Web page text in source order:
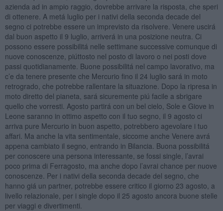
azienda ad in ampio raggio, dovrebbe arrivare la risposta, che speri
di ottenere. A metá luglio per i nativi della seconda decade del
segno ci potrebbe essere un imprevisto da risolvere. Venere uscirá
dal buon aspetto il 9 luglio, arriverá in una posizione neutra. Ci
possono essere possibilitá nelle settimane successive comunque di
nuove conoscenze, piúttosto nel posto di lavoro o nei posti dove
passi quotidianamente. Buone possibilitá nel campo lavorativo, ma
c’e da tenere presente che Mercurio fino il 24 luglio sará in moto
retrogrado, che potrebbe rallentare la situazione. Dopo la ripresa in
moto diretto del pianeta, sará sicuremente piú facile a sbrigare
quello che vorresti. Agosto partirá con un bel cielo, Sole e Giove in
Leone saranno in ottimo aspetto con il tuo segno, il 9 agosto ci
arriva pure Mercurio in buon aspetto, potrebbero agevolare i tuo
affari. Ma anche la vita sentimentale, siccome anche Venere avrá
appena cambiato il segno, entrando in Bilancia. Buona possibilitá
per conoscere una persona interessante, se fossi single, l’avrai
poco prima di Ferragosto, ma anche dopo l’avrai chance per nuove
conoscenze. Per i nativi della seconda decade del segno, che
hanno giá un partner, potrebbe essere critico il giorno 23 agosto, a
livello relazionale, per i single dopo il 25 agosto ancora buone stelle
per viaggi e divertimenti.